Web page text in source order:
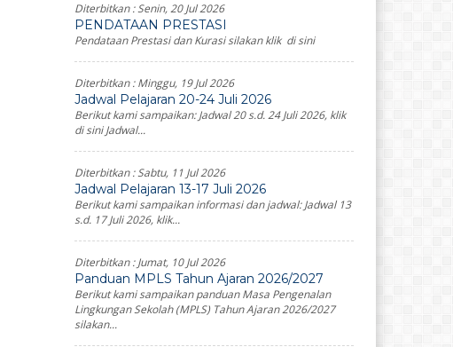
Diterbitkan :Senin, 20 Jul 2026
PENDATAAN PRESTASI
Pendataan Prestasi dan Kurasi silakan klik di sini
Diterbitkan :Minggu, 19 Jul 2026
Jadwal Pelajaran 20-24 Juli 2026
Berikut kami sampaikan: Jadwal 20 s.d. 24 Juli 2026, klik
di sini Jadwal...
Diterbitkan :Sabtu, 11 Jul 2026
Jadwal Pelajaran 13-17 Juli 2026
Berikut kami sampaikan informasi dan jadwal: Jadwal 13
s.d. 17 Juli 2026, klik...
Diterbitkan :Jumat, 10 Jul 2026
Panduan MPLS Tahun Ajaran 2026/2027
Berikut kami sampaikan panduan Masa Pengenalan
Lingkungan Sekolah (MPLS) Tahun Ajaran 2026/2027
silakan...